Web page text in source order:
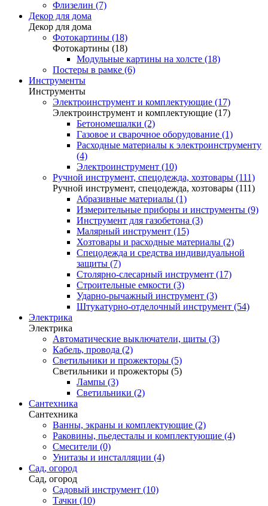
Флизелин (7)
Декор для дома
Декор для дома
Фотокартины (18)
Фотокартины (18)
Модульные картины на холсте (18)
Постеры в рамке (6)
Инструменты
Инструменты
Электроинструмент и комплектующие (17)
Электроинструмент и комплектующие (17)
Бетономешалки (2)
Газовое и сварочное оборудование (1)
Расходные материалы к электроинструменту
(4)
Электроинструмент (10)
Ручной инструмент, спецодежда, хозтовары (111)
Ручной инструмент, спецодежда, хозтовары (111)
Абразивные материалы (1)
Измерительные приборы и инструменты (9)
Инструмент для газобетона (3)
Малярный инструмент (15)
Хозтовары и расходные материалы (2)
Спецодежда и средства индивидуальной
защиты (7)
Столярно-слесарный инструмент (17)
Строительные емкости (3)
Ударно-рычажный инструмент (3)
Штукатурно-отделочный инструмент (54)
Электрика
Электрика
Автоматические выключатели, щиты (3)
Кабель, провода (2)
Светильники и прожекторы (5)
Светильники и прожекторы (5)
Лампы (3)
Светильники (2)
Сантехника
Сантехника
Ванны, экраны и комплектующие (2)
Раковины, пьедесталы и комплектующие (4)
Смесители (0)
Унитазы и инсталляции (4)
Сад, огород
Сад, огород
Садовый инструмент (10)
Тачки (10)